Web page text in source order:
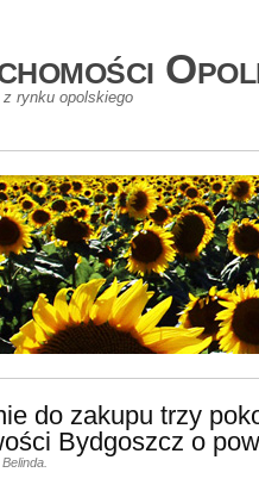
rynku opolskiego
do zakupu trzy
Bydgoszcz o
Belinda